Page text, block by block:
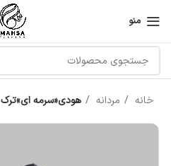
منو
خانه مردانه هودی«سرمه ای»ترک